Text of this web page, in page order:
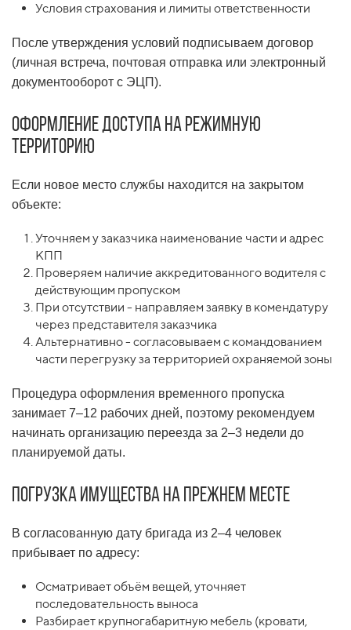
Условия страхования и лимиты ответственности
После утверждения условий подписываем договор
(личная встреча, почтовая отправка или электронный
документооборот с ЭЦП).
Оформление доступа на режимную
территорию
Если новое место службы находится на закрытом
объекте:
Уточняем у заказчика наименование части и адрес
КПП
Проверяем наличие аккредитованного водителя с
действующим пропуском
При отсутствии - направляем заявку в комендатуру
через представителя заказчика
Альтернативно - согласовываем с командованием
части перегрузку за территорией охраняемой зоны
Процедура оформления временного пропуска
занимает 7–12 рабочих дней, поэтому рекомендуем
начинать организацию переезда за 2–3 недели до
планируемой даты.
Погрузка имущества на прежнем месте
В согласованную дату бригада из 2–4 человек
прибывает по адресу:
Осматривает объём вещей, уточняет
последовательность выноса
Разбирает крупногабаритную мебель (кровати,